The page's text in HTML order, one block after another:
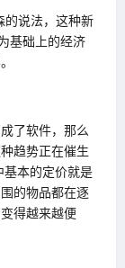
的说法，这种新
基础上的经济
了软件，那么
趋势正在催生
本的定价就是
的物品都在逐
得越来越便